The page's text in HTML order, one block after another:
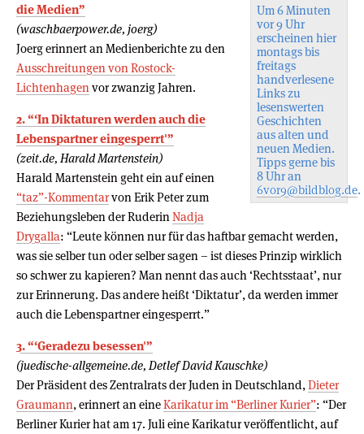
Um 6 Minuten
vor 9 Uhr
erscheinen hier
montags bis
freitags
handverlesene
Links zu
lesenswerten
Geschichten
aus alten und
neuen Medien.
Tipps gerne bis
8 Uhr an
6vor9@bildblog.de.
die Medien”
(waschbaerpower.de, joerg)
Joerg erinnert an Medienberichte zu den
Ausschreitungen von Rostock-
Lichtenhagen vor zwanzig Jahren.
2. “‘In Diktaturen werden auch die
Lebenspartner eingesperrt'”
(zeit.de, Harald Martenstein)
Harald Martenstein geht ein auf einen
“taz”-Kommentarvon Erik Peter zum
Beziehungsleben der Ruderin Nadja
Drygalla: “Leute können nur für das haftbar gemacht werden,
was sie selber tun oder selber sagen – ist dieses Prinzip wirklich
so schwer zu kapieren? Man nennt das auch ‘Rechtsstaat’, nur
zur Erinnerung. Das andere heißt ‘Diktatur’, da werden immer
auch die Lebenspartner eingesperrt.”
3. “‘Geradezu besessen'”
(juedische-allgemeine.de, Detlef David Kauschke)
Der Präsident des Zentralrats der Juden in Deutschland, Dieter
Graumann, erinnert an eineKarikatur im “Berliner Kurier”: “Der
Berliner Kurier hat am 17. Juli eine Karikatur veröffentlicht, auf